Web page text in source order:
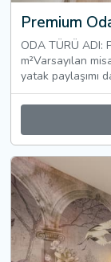
Premium
ODA TÜRÜ ADI:
m²Varsayılan
yatak paylaşımı